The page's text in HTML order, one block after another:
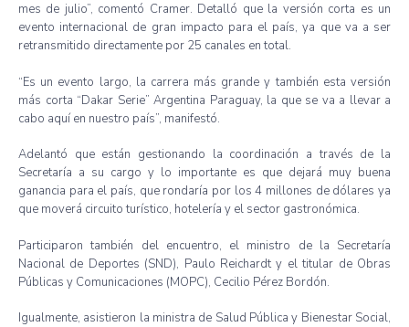
mes de julio”, comentó Cramer. Detalló quela versión corta es un
evento internacional de gran impacto para el país,ya que va a ser
retransmitido directamente por 25 canales en total.
“Es un evento largo, la carrera más grande y también esta versión
más corta “Dakar Serie” Argentina Paraguay, la quese va a llevara
cabo aquíen nuestro país”, manifestó.
Adelantó que están gestionando la coordinación a través de la
Secretaría a su cargo y lo importante es que dejará muy buena
ganancia para el país, que rondaría por los 4 millones de dólares ya
que moverá circuito turístico, hotelería y el sector gastronómica.
Participaron también del encuentro, el ministro de la Secretaría
Nacional de Deportes (SND), Paulo Reichardty el titular de Obras
Públicas y Comunicaciones (MOPC), Cecilio Pérez Bordón.
Igualmente, asistieron la ministra de Salud Pública y BienestarSocial,